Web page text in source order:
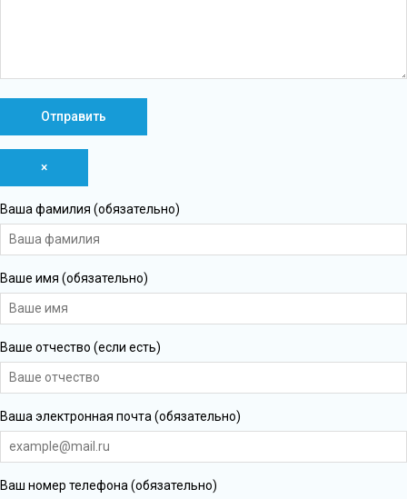
×
Ваша фамилия (обязательно)
Ваше имя (обязательно)
Ваше отчество (если есть)
Ваша электронная почта (обязательно)
Ваш номер телефона (обязательно)